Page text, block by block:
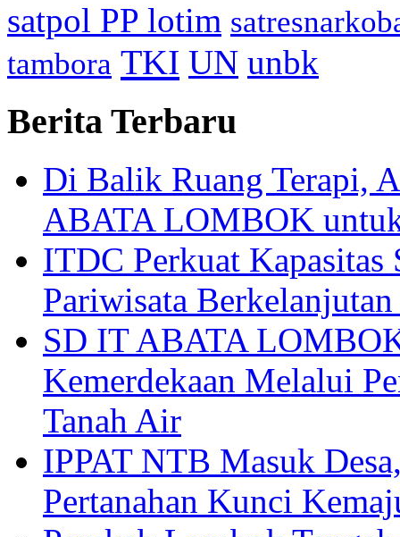
satpol PP lotim
tambora TKI UN unbk
Berita Terbaru
Di Balik Ruang Terapi,
ABATA LOMBOK
ITDC Perkuat
Pariwisata
SD IT ABATA
Kemerdekaan Melalui
Tanah Air
IPPAT NTB Masuk
Pertanahan Kunci